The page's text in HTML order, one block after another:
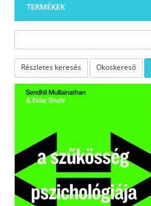
TERMÉKEK
Részletes keresés Okoskereső